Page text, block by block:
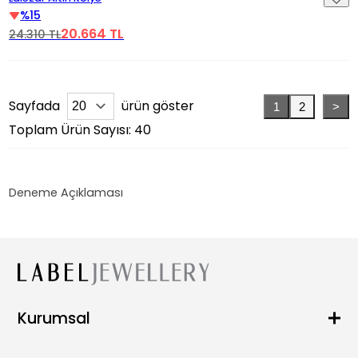
%15
24.310 TL20.664 TL
Sayfada ürün göster 1 2 >
Toplam Ürün Sayısı: 40
Deneme Açıklaması
Kurumsal